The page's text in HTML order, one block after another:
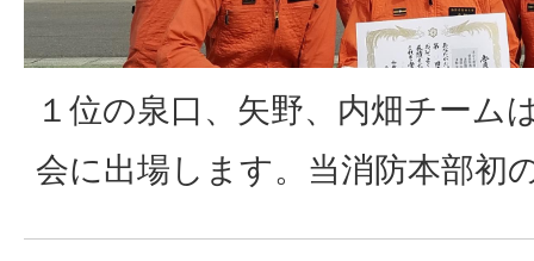
１位の泉口、矢野、内畑チーム
会に出場します。当消防本部初